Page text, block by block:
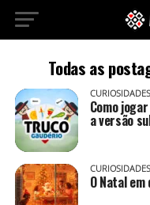
Todas as
CURIOSIDADES
Como
a versão
CURIOSIDADES
O Natal